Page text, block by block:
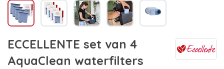
ECCELLENTE set van 4
AquaClean waterfilters